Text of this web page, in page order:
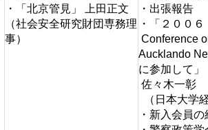
・「北京管見」 上田正文
（社会安全研究財団専務理
事）
・出張報告
・「２００
Conference
Aucklando
に参加して」
佐々木一彰
（日本大学
・新入会員の